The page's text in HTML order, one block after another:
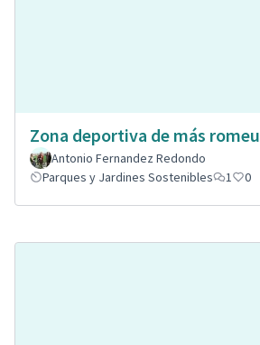
Zona deportiva de más romeu
Antonio Fernandez Redondo
Parques y Jardines Sostenibles
1 0